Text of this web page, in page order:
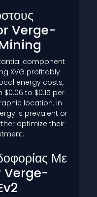
Verge-
component
XVG profitably
energy costs,
to $0.15 per
location. In
is prevalent or
optimize their
Με
Verge-